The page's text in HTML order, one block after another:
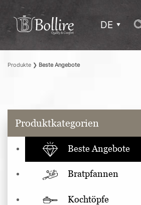
DE
Produkte ❯ Beste Angebote
Produktkategorien
Beste Angebote
Bratpfannen
Kochtöpfe